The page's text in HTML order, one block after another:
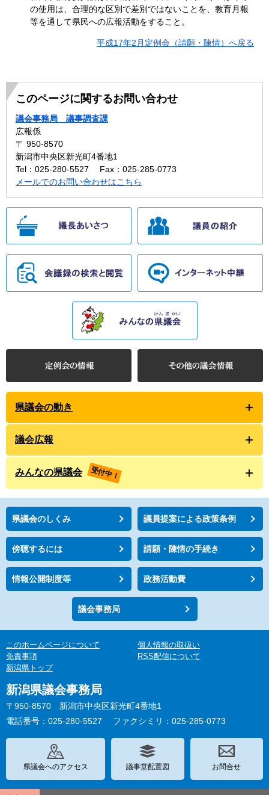
の使用は、合理的な区別で差別ではないことを、教育月報
等を通して県民への広報活動をすること。
平成17年2月定例会（請願・陳情）へ戻る
このページに関するお問い合わせ
議会事務局 議事調査課
広報係
〒 950-8570
新潟市中央区新光町4番地1
Tel：025-280-5527
Fax：025-285-0773
メールでのお問い合わせはこちら
県議会の動き
議会広報
みんなの県議会 受付中！
県議会のしくみ 議員提案による政策条例
傍聴するには 請願・陳情の手続き
情報公開制度等 政務活動費
議会事務局
このホームページについて
個人情報の取扱い
免責事項
RSS配信について
新潟県トップ
新潟県議会事務局
〒950-8570 新潟市中央区新光町4番地1
電話番号：025-280-5527
ファクシミリ：025-285-0773
県議会へのアクセス 議事堂配置図 お問合せ